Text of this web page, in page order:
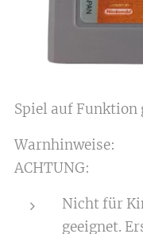
Spiel auf Funktion
Warnhinweise:
ACHTUNG:
Nicht für
geeignet.